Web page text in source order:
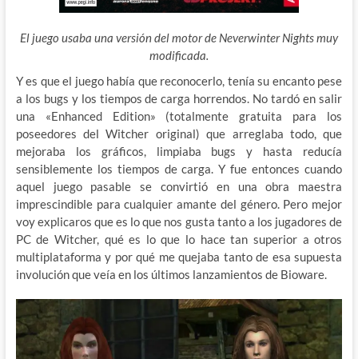
El juego usaba una versión del motor de Neverwinter Nights muy
modificada.
Y es que el juego había que reconocerlo, tenía su encanto pese
a los bugs y los tiempos de carga horrendos. No tardó en salir
una «Enhanced Edition» (totalmente gratuita para los
poseedores del Witcher original) que arreglaba todo, que
mejoraba los gráficos, limpiaba bugs y hasta reducía
sensiblemente los tiempos de carga. Y fue entonces cuando
aquel juego pasable se convirtió en una obra maestra
imprescindible para cualquier amante del género. Pero mejor
voy explicaros que es lo que nos gusta tanto a los jugadores de
PC de Witcher, qué es lo que lo hace tan superior a otros
multiplataforma y por qué me quejaba tanto de esa supuesta
involución que veía en los últimos lanzamientos de Bioware.